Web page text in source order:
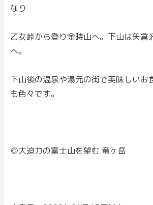
なり
乙女峠から登り金時山へ。下山は矢倉
へ。
下山後の温泉や湯元の街で美味しいお
も色々です。
◎大迫力の富士山を望む 竜ヶ岳